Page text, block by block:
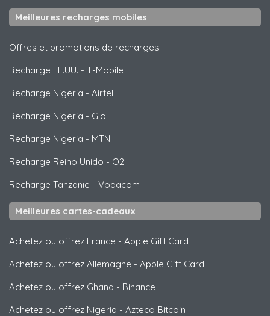
Meilleures recharges mobiles
Offres et promotions de recharges
Recharge EE.UU. - T-Mobile
Recharge Nigeria - Airtel
Recharge Nigeria - Glo
Recharge Nigeria - MTN
Recharge Reino Unido - O2
Recharge Tanzanie - Vodacom
Meilleures cartes-cadeaux
Achetez ou offrez France - Apple Gift Card
Achetez ou offrez Allemagne - Apple Gift Card
Achetez ou offrez Ghana - Binance
Achetez ou offrez Nigeria - Azteco Bitcoin